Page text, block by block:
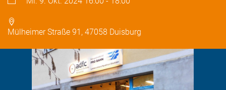
Mülheimer Straße 91, 47058 Duisburg